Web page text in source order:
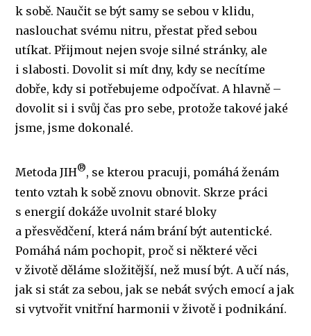
k sobě. Naučit se být samy se sebou v klidu,
naslouchat svému nitru, přestat před sebou
utíkat. Přijmout nejen svoje silné stránky, ale
i slabosti. Dovolit si mít dny, kdy se necítíme
dobře, kdy si potřebujeme odpočívat. A hlavně –
dovolit si i svůj čas pro sebe, protože takové jaké
jsme, jsme dokonalé.
Metoda JIH®, se kterou pracuji, pomáhá ženám
tento vztah k sobě znovu obnovit. Skrze práci
s energií dokáže uvolnit staré bloky
a přesvědčení, která nám brání být autentické.
Pomáhá nám pochopit, proč si některé věci
v životě děláme složitější, než musí být. A učí nás,
jak si stát za sebou, jak se nebát svých emocí a jak
si vytvořit vnitřní harmonii v životě i podnikání.